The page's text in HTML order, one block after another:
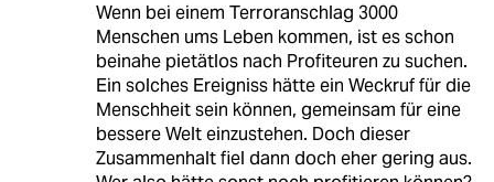
Wenn bei einem Terroranschlag 3000
Menschen ums Leben kommen, ist es schon
beinahe pietätlos nach Profiteuren zu suchen.
Ein solches Ereigniss hätte ein Weckruf für die
Menschheit sein können, gemeinsam für eine
bessere Welt einzustehen. Doch dieser
Zusammenhalt fiel dann doch eher gering aus.